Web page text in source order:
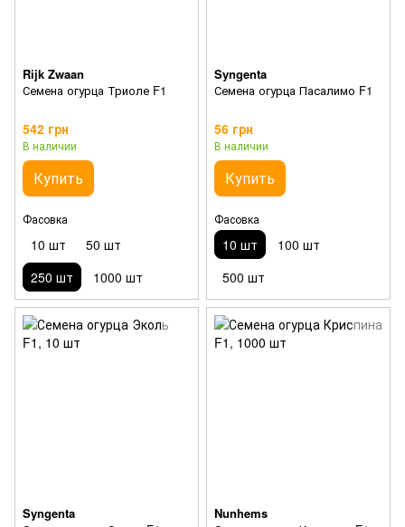
Rijk Zwaan
Семена огурца Триоле F1
542 грн
В наличии
Купить
Фасовка
10 шт
50 шт
250 шт
1000 шт
Syngenta
Семена огурца Пасалимо F1
56 грн
В наличии
Купить
Фасовка
10 шт
100 шт
500 шт
Syngenta
Nunhems